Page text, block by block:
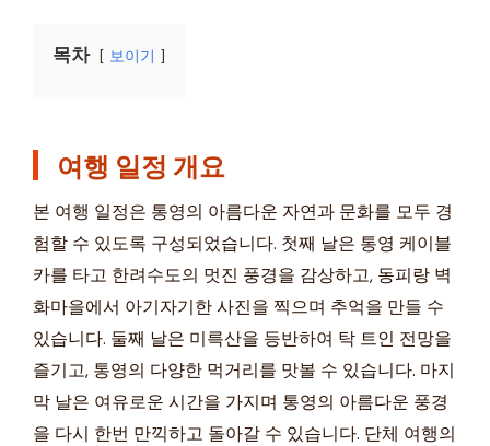
목차 보이기
여행 일정 개요
본 여행 일정은 통영의 아름다운 자연과 문화를 모두 경
험할 수 있도록 구성되었습니다. 첫째 날은 통영 케이블
카를 타고 한려수도의 멋진 풍경을 감상하고, 동피랑 벽
화마을에서 아기자기한 사진을 찍으며 추억을 만들 수
있습니다. 둘째 날은 미륵산을 등반하여 탁 트인 전망을
즐기고, 통영의 다양한 먹거리를 맛볼 수 있습니다. 마지
막 날은 여유로운 시간을 가지며 통영의 아름다운 풍경
을 다시 한번 만끽하고 돌아갈 수 있습니다. 단체 여행의